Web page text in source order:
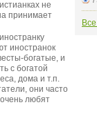
не
принимает
иностранок
богатые, и
с богатой
дома и т.п.
они часто
любят